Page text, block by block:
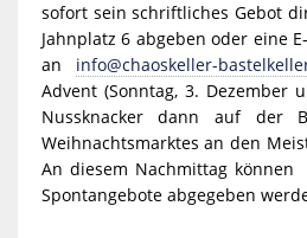
sofort sein schriftliches Gebot
Jahnplatz 6 abgeben oder eine
an info@chaoskeller-
Advent (Sonntag, 3. Dezember
Nussknacker dann auf der
Weihnachtsmarktes an den
An diesem Nachmittag
Spontangebote abgegeben